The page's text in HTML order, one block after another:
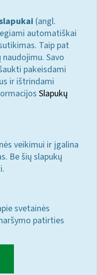
(angl.
automatiškai
Taip pat
Savo
pakeisdami
ir ištrindami
Slapukų
veikimui ir įgalina
Be šių slapukų
svetainės
patirties